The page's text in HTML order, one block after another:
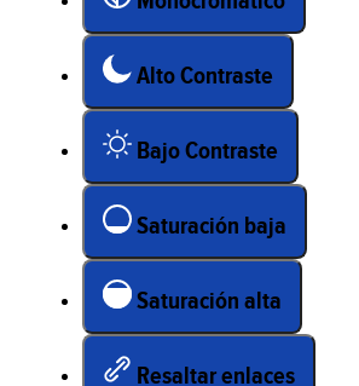
Alto Contraste
Bajo Contraste
Saturación baja
Saturación alta
Resaltar enlaces